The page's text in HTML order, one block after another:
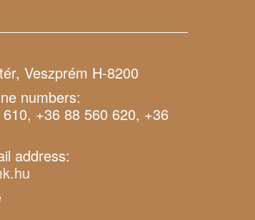
Veszprém H-8200
numbers:
+36 88 560 620, +36
address: